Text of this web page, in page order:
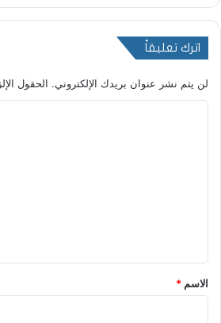
اترك تعليقاً
لن يتم نشر عنوان بريدك الإلكتروني. الحقول
*
الاسم *